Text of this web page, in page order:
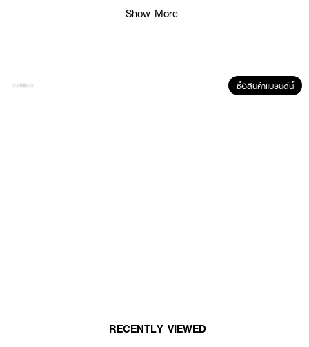
· อุดมด้วยคุณค่าสมุนไพรตะวันออกที่ ช่วยให้ผิวแลดูกระจ่างใสและนุ่มละมุนในหนึ่ง
Show More
ซื้อสินค้าแบรนด์นี้
RECENTLY VIEWED